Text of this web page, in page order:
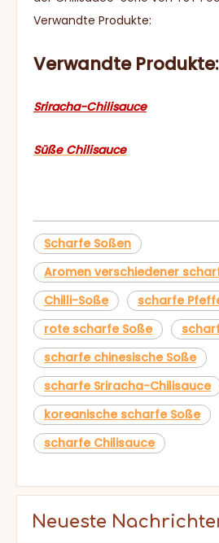
Verwandte Produkte:
Verwandte Produkte:
Sriracha-Chilisauce
Süße Chilisauce
Scharfe Soßen
Aromen verschiedener
Chilli-Soße
scharfe
rote scharfe Soße
scharfe chinesische Soße
scharfe Sriracha-Chilisauce
koreanische scharfe Soße
scharfe Chilisauce
Neueste